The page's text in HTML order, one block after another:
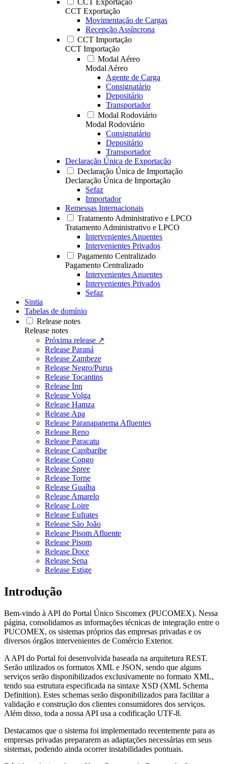
CCT Exportação
CCT Exportação
Movimentação de Cargas
Recepção Assíncrona
CCT Importação
CCT Importação
Modal Aéreo
Modal Aéreo
Agente de Carga
Consignatário
Depositário
Transportador
Modal Rodoviário
Modal Rodoviário
Consignatário
Depositário
Transportador
Declaração Única de Exportação
Declaração Única de Importação
Declaração Única de Importação
Sefaz
Importador
Remessas Internacionais
Tratamento Administrativo e LPCO
Tratamento Administrativo e LPCO
Intervenientes Anuentes
Intervenientes Privados
Pagamento Centralizado
Pagamento Centralizado
Intervenientes Anuentes
Intervenientes Privados
Sefaz
Sintia
Tabelas de domínio
Release notes
Release notes
Próxima release ↗
Release Paraná
Release Zambeze
Release Negro/Purus
Release Tocantins
Release Inn
Release Volga
Release Hamza
Release Apa
Release Paranapanema Afluentes
Release Reno
Release Paracatu
Release Capibaribe
Release Congo
Release Spree
Release Torne
Release Guaíba
Release Amarelo
Release Loire
Release Eufrates
Release São João
Release Pisom Afluente
Release Pisom
Release Doce
Release Sena
Release Estige
Introdução
Bem-vindo à API do Portal Único Siscomex (PUCOMEX). Nessa
página, consolidamos as informações técnicas de integração entre o
PUCOMEX, os sistemas próprios das empresas privadas e os
diversos órgãos intervenientes de Comércio Exterior.
A API do Portal foi desenvolvida baseada na arquitetura REST.
Serão utilizados os formatos XML e JSON, sendo que alguns
serviços serão disponibilizados exclusivamente no formato XML,
tendo sua estrutura especificada na sintaxe XSD (XML Schema
Definition). Estes schemas serão disponibilizados para facilitar a
validação e construção dos clientes consumidores dos serviços.
Além disso, toda a nossa API usa a codificação UTF-8.
Destacamos que o sistema foi implementado recentemente para as
empresas privadas prepararem as adaptações necessárias em seus
sistemas, podendo ainda ocorrer instabilidades pontuais.